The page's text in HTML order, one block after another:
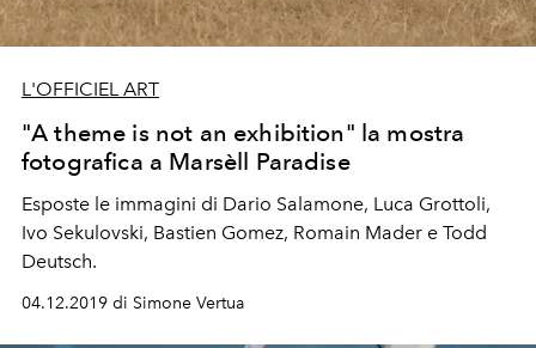
L'OFFICIEL ART
"A theme is not an exhibition" la mostra
fotografica a Marsèll Paradise
Esposte le immagini di Dario Salamone, Luca Grottoli,
Ivo Sekulovski, Bastien Gomez, Romain Mader e Todd
Deutsch.
04.12.2019 di Simone Vertua